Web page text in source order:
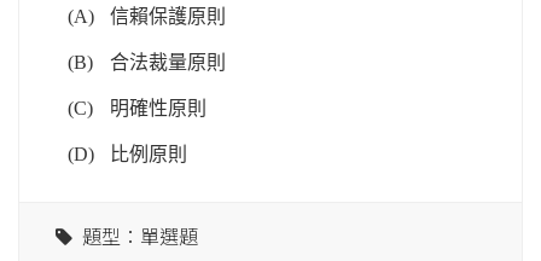
(A) 信賴保護原則
(B) 合法裁量原則
(C) 明確性原則
(D) 比例原則
題型：單選題